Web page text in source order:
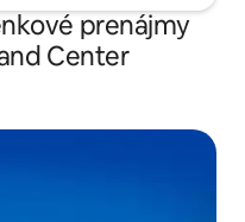
prenájmy
Center